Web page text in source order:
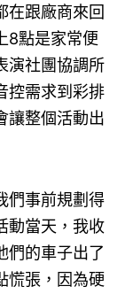
在跟廠商來回
8點是家常便
演社團協調所
控需求到彩排
讓整個活動出
們事前規劃得
動當天，我收
們的車子出了
慌張，因為硬